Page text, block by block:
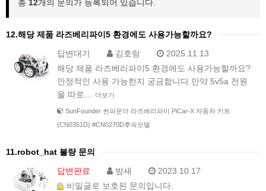
총 12개의 문의가 등록되어 있습니다.
12.해당 제품 라즈베리파이5 환경에도 사용가능할까요?
답변대기
김호랑
2025.11.13
해당 제품 라즈베리파이5 환경에도 사용가능할까요?
안정적인 사용 가능한지 궁금합니다.만약 5v5a 전원
을 따로…
더보기
SunFounder 썬파운더 라즈베리파이 PiCar-X 자동차 키트
(CN0351D) #CN0270D후속모델
11.robot_hat 불량 문의
답변완료
방새
2023.10.17
비밀글로 보호된 문의입니다.